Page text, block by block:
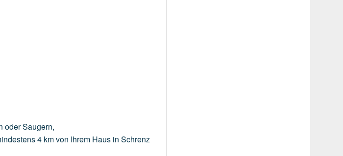
oderSaugern,
4 kmvon Ihrem Haus in Schrenz